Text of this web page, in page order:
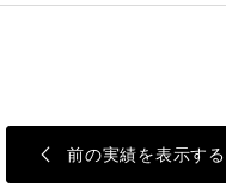
前の実績を表示する